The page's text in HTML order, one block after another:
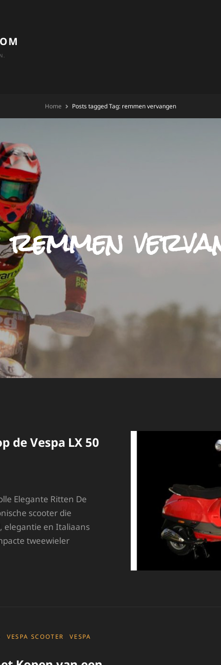
Home Posts taggedTag: remmen vervangen
remmen
de Vespa LX 50
Elegante Ritten De
scooter die
elegantie en Italiaans
tweewieler
VESPA SCOOTER
VESPA